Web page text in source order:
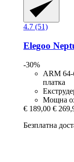
4.7 (51)
Elegoo
-30%
ARM 64-
платка
Мощна
€ 189,00 €
Безплатна